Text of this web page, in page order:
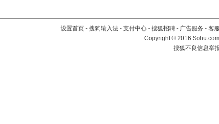
设置首页 - 搜狗输入法 - 支付中心 - 搜狐招聘 - 广告服务 - 客
Copyright©2016
搜狐不良信息举